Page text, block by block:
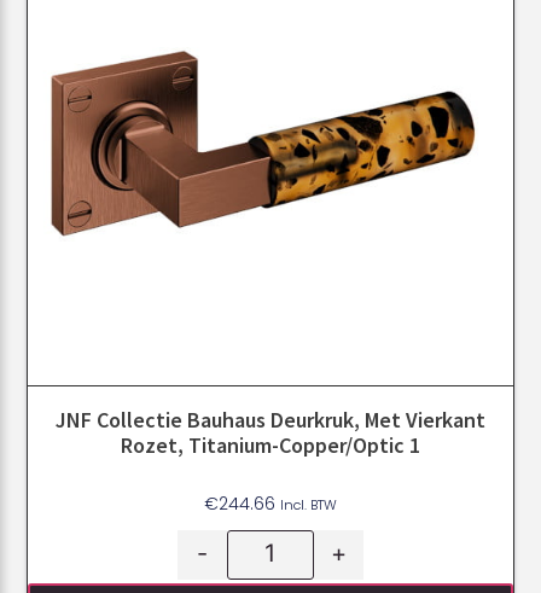
JNF Collectie Bauhaus Deurkruk, Met Vierkant
Rozet, Titanium-Copper/Optic 1
€244.66 Incl. BTW
- +